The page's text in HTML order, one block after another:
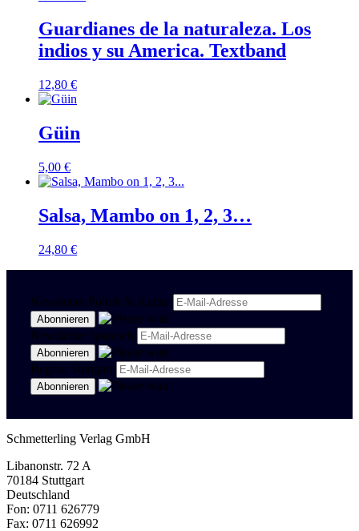
Guardianes de la naturaleza. Los
indios y su America. Textband
12,80 €
Güin
5,00 €
Salsa, Mambo on 1, 2, 3…
24,80 €
Newsletter Politik & Kultur
Newsletter Spanisch
Region Stuttgart
Schmetterling Verlag GmbH
Libanonstr. 72 A
70184 Stuttgart
Deutschland
Fon: 0711 626779
Fax: 0711 626992